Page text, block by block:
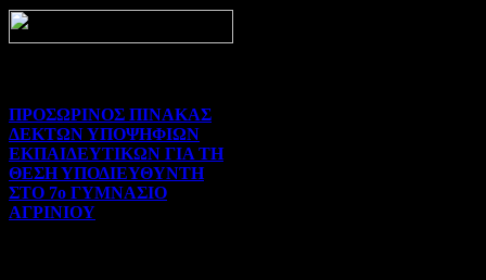
ΠΡΟΣΩΡΙΝΟΣ ΠΙΝΑΚΑΣ
ΔΕΚΤΩΝ ΥΠΟΨΗΦΙΩΝ
ΕΚΠΑΙΔΕΥΤΙΚΩΝ ΓΙΑ ΤΗ
ΘΕΣΗ ΥΠΟΔΙΕΥΘΥΝΤΗ
ΣΤΟ 7ο ΓΥΜΝΑΣΙΟ
ΑΓΡΙΝΙΟΥ